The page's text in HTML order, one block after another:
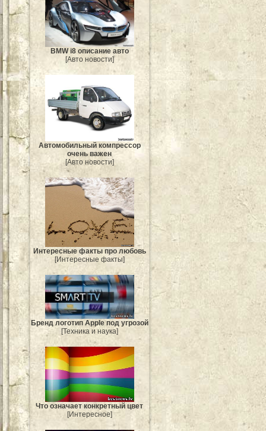
BMW i8 описание авто
[Авто новости]
Автомобильный компрессор
очень важен
[Авто новости]
Интересные факты про любовь
[Интересные факты]
Бренд логотип Apple под угрозой
[Техника и наука]
Что означает конкретный цвет
[Интересное]